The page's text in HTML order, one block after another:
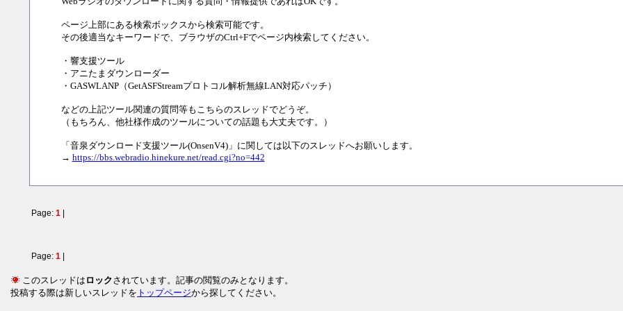
ページ上部にある検索ボックスから検索可能です。
その後適当なキーワードで、ブラウザのCtrl+Fでページ内検索してください。
・響支援ツール
・アニたまダウンローダー
・GASWLANP（GetASFStreamプロトコル解析無線LAN対応パッチ）
などの上記ツール関連の質問等もこちらのスレッドでどうぞ。
（もちろん、他社様作成のツールについての話題も大丈夫です。）
「音泉ダウンロード支援ツール(OnsenV4)」に関しては以下のスレッドへお願いします。
→ https://bbs.webradio.hinekure.net/read.cgi?no=442
Page: 1|
Page: 1|
このスレッドは ロックされています。記事の閲覧のみとなります。
投稿する際は新しいスレッドを トップページから探してください。